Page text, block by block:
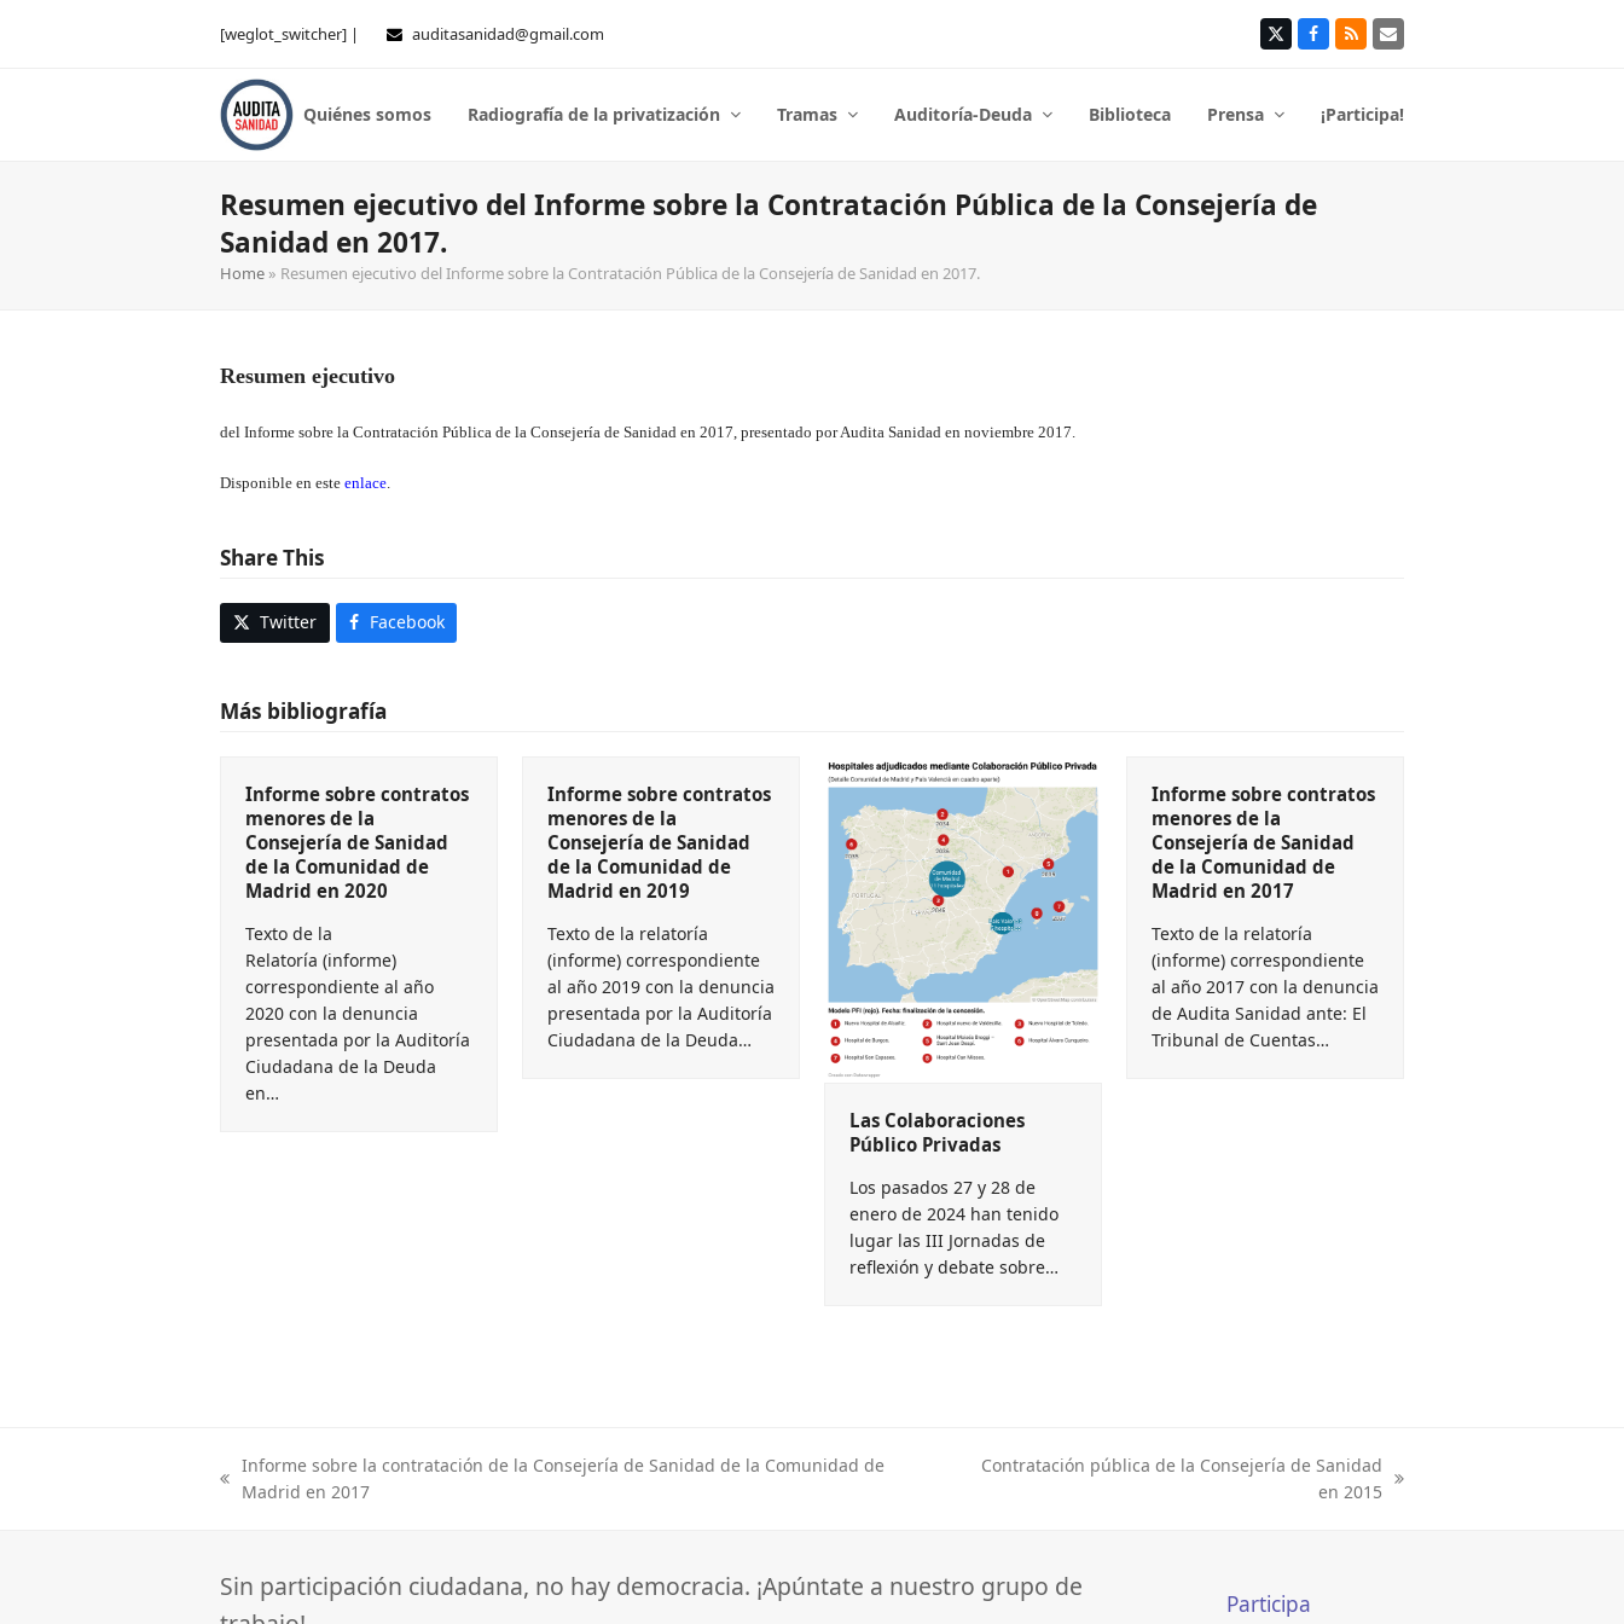
[weglot_switcher] | auditasanidad@gmail.com TwitterFacebook
RSS Correo
Quiénes somos Radiografía de la privatización Tramas Auditoría-Deuda Biblioteca Prensa ¡Participa!
Resumen ejecutivo del Informe sobre la Contratación Pública de la Consejería de
Sanidad en 2017.
Home » Resumen ejecutivo del Informe sobre la Contratación Pública de la Consejería de Sanidad en 2017.
Resumen ejecutivo
del Informe sobre la Contratación Pública de la Consejería de Sanidad en 2017, presentado por Audita Sanidad en noviembre 2017.
Disponible en este enlace.
Share This
Twitter Facebook
Más bibliografía
Informe sobre contratos
menores de la
Consejería de Sanidad
de la Comunidad de
Madrid en 2020
Texto de la
Relatoría (informe)
correspondiente al año
2020 con la denuncia
presentada por la Auditoría
Ciudadana de la Deuda
en…
Informe sobre contratos
menores de la
Consejería de Sanidad
de la Comunidad de
Madrid en 2019
Texto de la relatoría
(informe) correspondiente
al año 2019 con la denuncia
presentada por la Auditoría
Ciudadana de la Deuda…
Las Colaboraciones
Público Privadas
Los pasados 27 y 28 de
enero de 2024 han tenido
lugar las III Jornadas de
reflexión y debate sobre…
Informe sobre contratos
menores de la
Consejería de Sanidad
de la Comunidad de
Madrid en 2017
Texto de la relatoría
(informe) correspondiente
al año 2017 con la denuncia
de Audita Sanidad ante: El
Tribunal de Cuentas…
previous
Informe sobre la contratación de la Consejería de Sanidad de la Comunidad de
Madrid en 2017
Contratación pública de la Consejería de Sanidad
en 2015
Sin participación ciudadana, no hay democracia. ¡Apúntate a nuestro grupo de
Participa